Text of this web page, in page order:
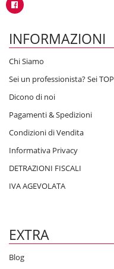
INFORMAZIONI
Chi Siamo
Sei un professionista? Sei TOP
Dicono di noi
Pagamenti & Spedizioni
Condizioni di Vendita
Informativa Privacy
DETRAZIONI FISCALI
IVA AGEVOLATA
EXTRA
Blog